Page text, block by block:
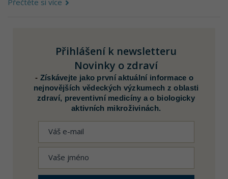
Přečtěte si více
Přihlášení k newsletteru
Novinky o zdraví
- Získávejte jako první aktuální informace o
nejnovějších vědeckých výzkumech z oblasti
zdraví, preventivní medicíny a o biologicky
aktivních mikroživinách.